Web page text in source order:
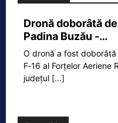
Dronă doborâtă
Padina Buzău -…
O dronă a fost
F‑16 al Forțelor Aeriene
județul [...]